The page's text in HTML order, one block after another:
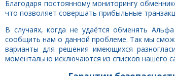
Благодаря постоянному мониторингу
что позволяет совершать прибыльные
В случаях, когда не удаётся обменять
сообщить нам о данной проблеме. Так мы
варианты для решения имеющихся
моментально исключаются из списков нашего